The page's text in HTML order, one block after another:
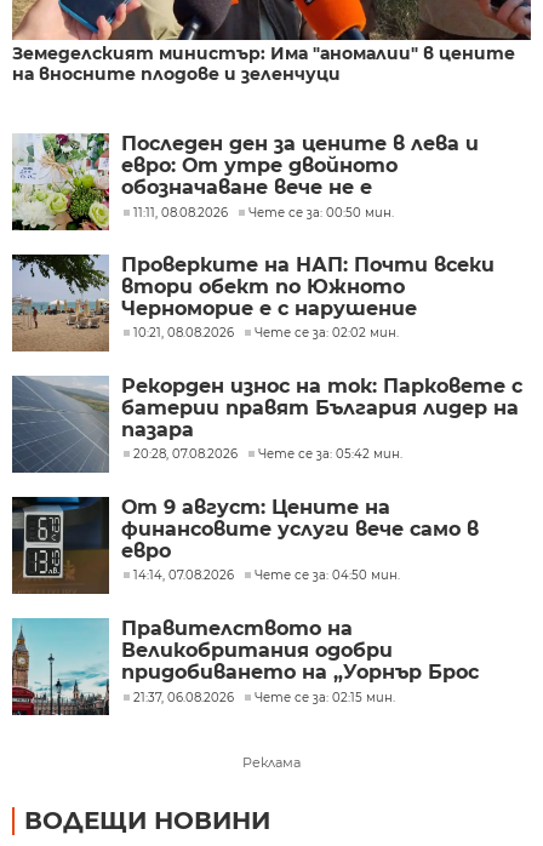
Земеделският министър: Има "аномалии" в цените
на вносните плодове и зеленчуци
Последен ден за цените в лева и
евро: От утре двойното
обозначаване вече не е
задължително
11:11, 08.08.2026 Чете се за: 00:50 мин.
Проверките на НАП: Почти всеки
втори обект по Южното
Черноморие е с нарушение
10:21, 08.08.2026 Чете се за: 02:02 мин.
Рекорден износ на ток: Парковете с
батерии правят България лидер на
пазара
20:28, 07.08.2026 Чете се за: 05:42 мин.
От 9 август: Цените на
финансовите услуги вече само в
евро
14:14, 07.08.2026 Чете се за: 04:50 мин.
Правителството на
Великобритания одобри
придобиването на „Уорнър Брос
Дискавъри“ от „Парамаунт“ за 110
21:37, 06.08.2026 Чете се за: 02:15 мин.
Реклама
ВОДЕЩИ НОВИНИ